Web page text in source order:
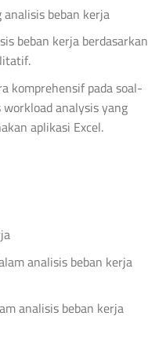
beban kerja
beban kerja berdasarkan
komprehensif pada soal-
analysis yang
aplikasi Excel.
analisis beban kerja
analisis beban kerja